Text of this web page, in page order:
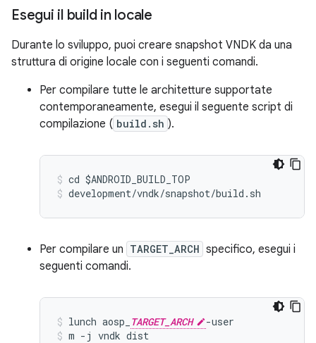
Esegui il build in locale
Durante lo sviluppo, puoi creare snapshot VNDK da una
struttura di origine locale con i seguenti comandi.
Per compilare tutte le architetture supportate
contemporaneamente, esegui il seguente script di
compilazione ( build.sh ).
cd $ANDROID_BUILD_TOP
development/vndk/snapshot/build.sh
Per compilare un TARGET_ARCH specifico, esegui i
seguenti comandi.
lunch aosp_ TARGET_ARCH
-user
m -j vndk dist